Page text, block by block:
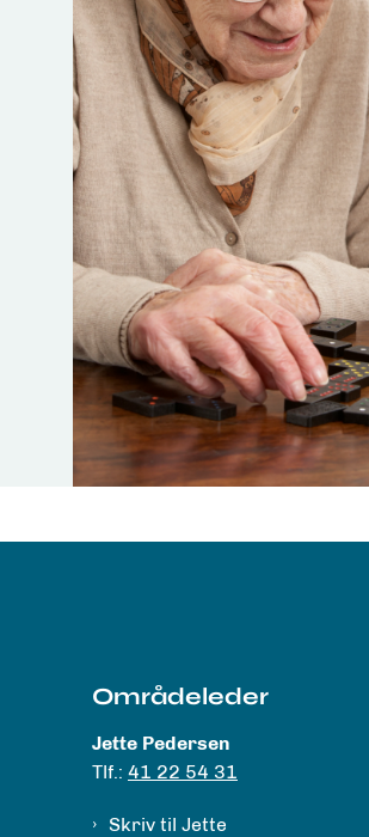
Områdeleder
Jette Pedersen
Tlf.: 41 22 54 31
Skriv til Jette